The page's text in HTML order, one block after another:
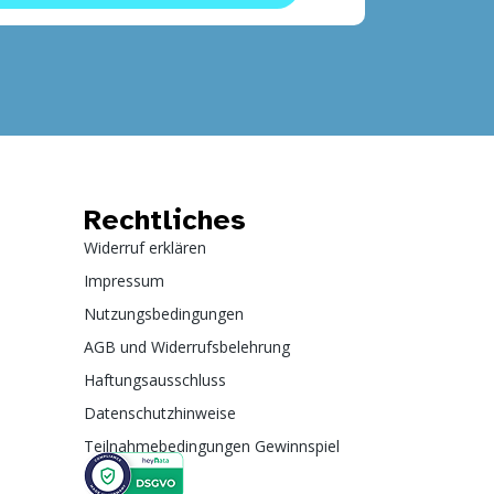
Rechtliches
Widerruf erklären
Impressum
Nutzungsbedingungen
AGB und Widerrufsbelehrung
Haftungsausschluss
Datenschutzhinweise
Teilnahmebedingungen Gewinnspiel